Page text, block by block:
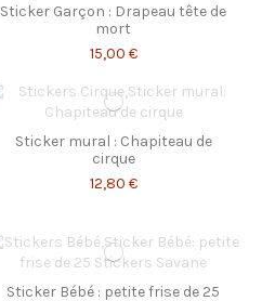
Sticker Garçon : Drapeau tête de
mort
15,00 €
Sticker mural : Chapiteau de
cirque
12,80 €
Sticker Bébé : petite frise de 25